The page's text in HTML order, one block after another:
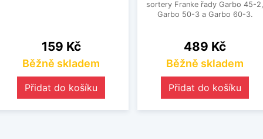
Cena
159 Kč
Běžně skladem
Přidat do košíku
sortery Franke řady Garbo 45-2,
Garbo 50-3 a Garbo 60-3.
Cena
489 Kč
Běžně skladem
Přidat do košíku